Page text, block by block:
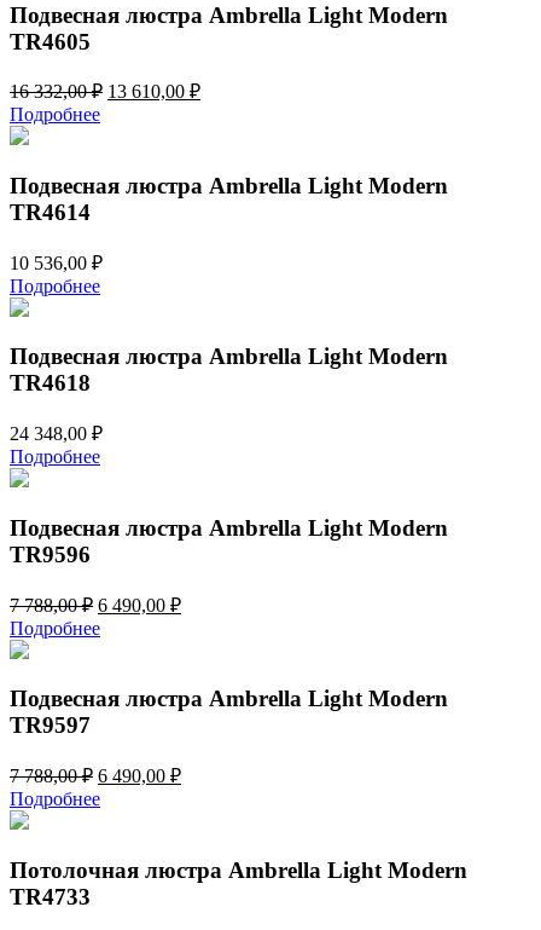
Подвесная люстра Ambrella Light Modern
TR4605
16 332,00₽ Первоначальная
13 610,00 ₽Текущая
Подробнее
Подвесная люстра Ambrella Light Modern
TR4614
10 536,00 ₽
Подробнее
Подвесная люстра Ambrella Light Modern
TR4618
24 348,00 ₽
Подробнее
Подвесная люстра Ambrella Light Modern
TR9596
7 788,00₽ Первоначальная
цена
составляла
788,00 ₽.
6 490,00 ₽Текущая
Подробнее
Подвесная люстра Ambrella Light Modern
TR9597
7 788,00₽ Первоначальная
цена
составляла
6 490,00 ₽Текущая
Подробнее
Потолочная люстра Ambrella Light Modern
TR4733